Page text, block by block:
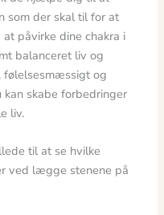
som der skal til for at
påvirke dine chakra i
balanceret liv og
følelsesmæssigt og
skabe forbedringer
liv.
til at se hvilke
ved lægge stenene på